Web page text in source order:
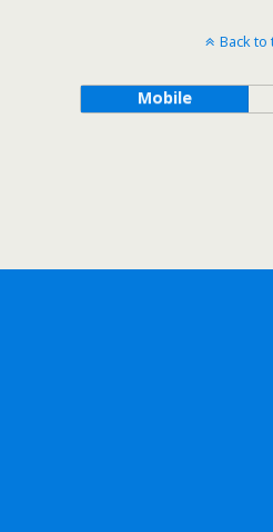
Back to
Mobile